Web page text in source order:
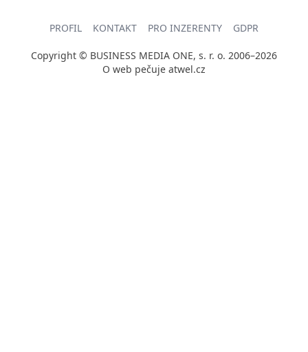
PROFIL KONTAKT PRO INZERENTY GDPR
Copyright © BUSINESS MEDIA ONE, s. r. o. 2006–2026